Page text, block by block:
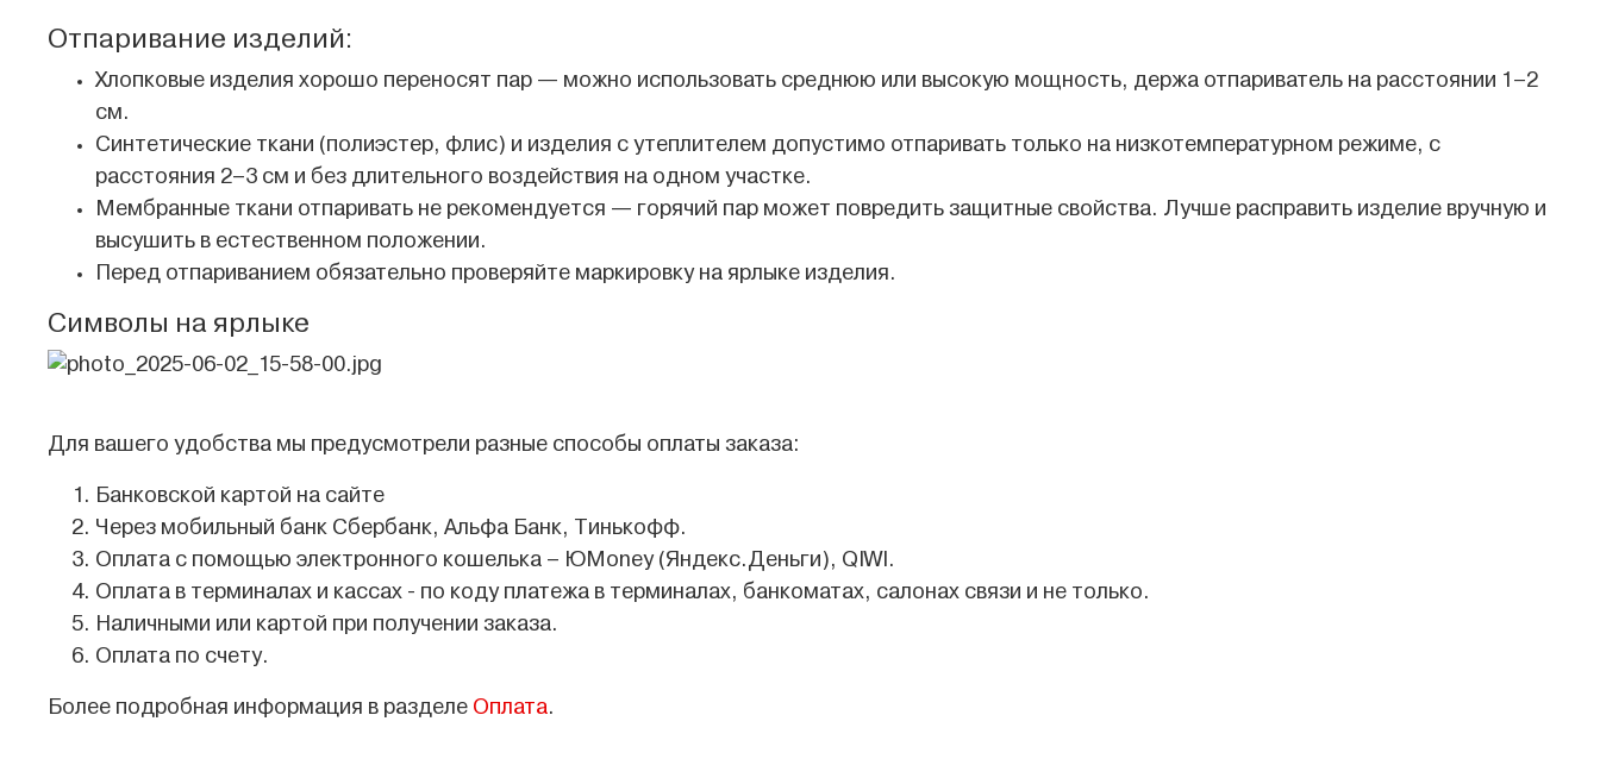
Отпаривание изделий:
Хлопковые изделия хорошо переносят пар — можно использовать среднюю или высокую мощность, держа отпариватель на расстоянии 1–2
см.
Синтетические ткани (полиэстер, флис) и изделия с утеплителем допустимо отпаривать только на низкотемпературном режиме, с
расстояния 2–3 см и без длительного воздействия на одном участке.
Мембранные ткани отпаривать не рекомендуется — горячий пар может повредить защитные свойства. Лучше расправить изделие вручную и
высушить в естественном положении.
Перед отпариванием обязательно проверяйте маркировку на ярлыке изделия.
Символы на ярлыке
Для вашего удобства мы предусмотрели разные способы оплаты заказа:
Банковской картой на сайте
Через мобильный банк Сбербанк, Альфа Банк, Тинькофф.
Оплата с помощью электронного кошелька – ЮMoney (Яндекс.Деньги), QIWI.
Оплата в терминалах и кассах - по коду платежа в терминалах, банкоматах, салонах связи и не только.
Наличными или картой при получении заказа.
Оплата по счету.
Более подробная информация в разделе Оплата.